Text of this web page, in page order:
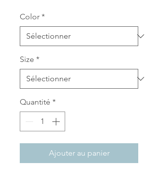
Color *
Size *
Quantité *
Ajouter au panier